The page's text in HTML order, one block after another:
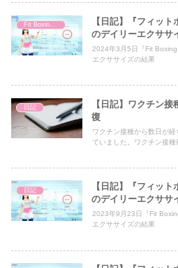
【日記】『フィッ
のデイリーエクササ
2024年3月5日『Fit
エクササイズの結果
日記
【日記】ワクチン
復
ワクチン接種から数日が経
ていました。ワクチン接種
日記
【日記】『フィッ
のデイリーエクササ
2023年9月23日『Fit
エクササイズの結果